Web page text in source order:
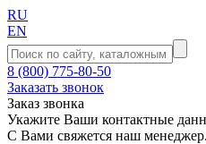
RU
EN
8 (800) 775-80-50
Заказать звонок
Заказ звонка
Укажите Ваши контактные
С Вами свяжется наш менеджер.